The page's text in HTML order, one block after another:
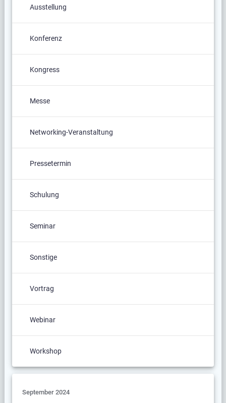
Ausstellung
Konferenz
Kongress
Messe
Networking-Veranstaltung
Pressetermin
Schulung
Seminar
Sonstige
Vortrag
Webinar
Workshop
September 2024